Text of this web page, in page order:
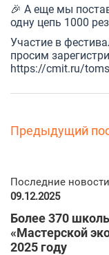
🎉 А еще мы
одну цепь 1000
Участие в
просим
https://cmit.ru/
Предыдущий
Последние
09.12.2025
Более 370
«Мастерской
2025 году